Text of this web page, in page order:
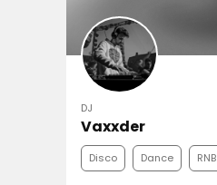
DJ
Vaxxder
Disco Dance RNB